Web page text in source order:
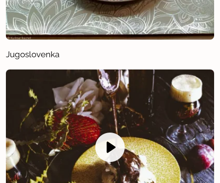
Jugoslovenka